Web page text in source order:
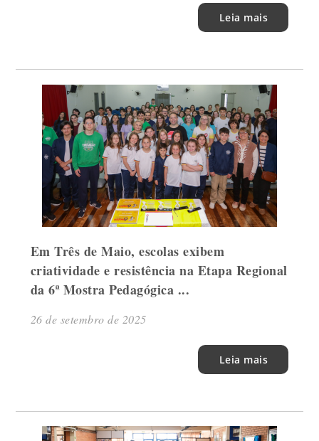
Leia mais
Em Três de Maio, escolas exibem
criatividade e resistência na Etapa Regional
da 6ª Mostra Pedagógica ...
26 de setembro de 2025
Leia mais